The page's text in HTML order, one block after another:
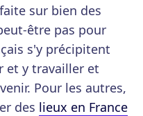
sur bien des
être pas pour
s'y précipitent
et y travailler et
Pour les autres,
des lieux en France